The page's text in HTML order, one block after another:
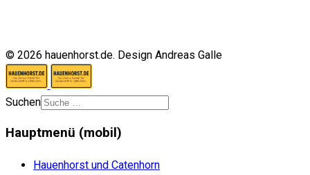
© 2026 hauenhorst.de. Design Andreas Galle
Suchen
Hauptmenü (mobil)
Hauenhorst und Catenhorn